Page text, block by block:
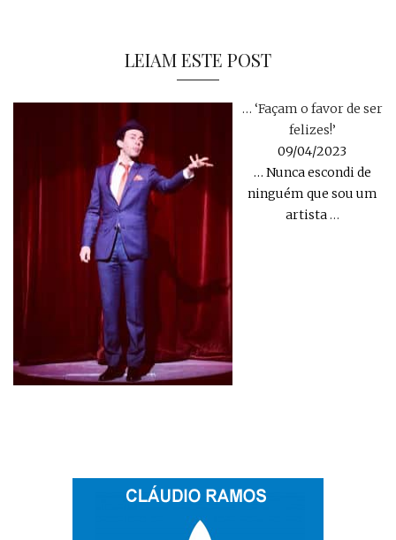
LEIAM ESTE POST
… ‘Façam o favor de ser
felizes!’
09/04/2023
… Nunca escondi de
ninguém que sou um
artista…